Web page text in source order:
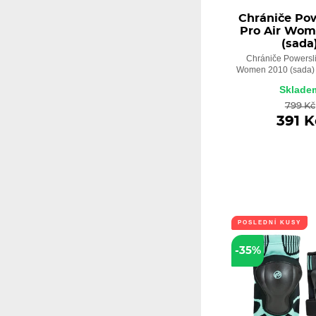
Chrániče
Pro Air
Chrániče
Women 2010
799 Kč
391
POSLEDNÍ KUSY
-35%